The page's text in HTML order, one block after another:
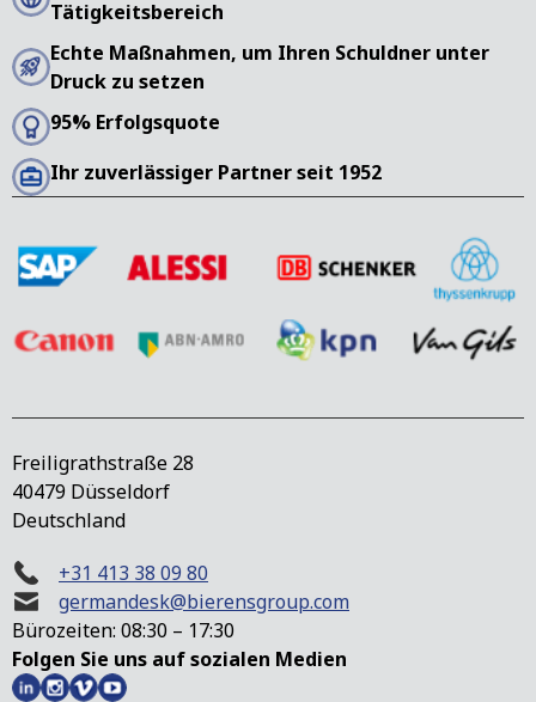
Tätigkeitsbereich
Echte Maßnahmen, um Ihren Schuldner unter
Druck zu setzen
95% Erfolgsquote
Ihr zuverlässiger Partner seit 1952
Freiligrathstraße 28
40479 Düsseldorf
Deutschland
+31 413 38 09 80
germandesk@bierensgroup.com
Bürozeiten: 08:30 – 17:30
Folgen Sie uns auf sozialen Medien